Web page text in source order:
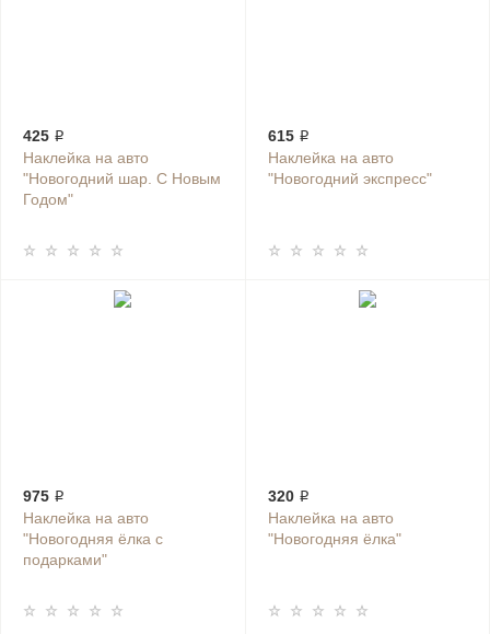
425 ₽
Наклейка на авто
"Новогодний шар. С Новым
Годом"
615 ₽
Наклейка на авто
"Новогодний экспресс"
975 ₽
Наклейка на авто
"Новогодняя ёлка с
подарками"
320 ₽
Наклейка на авто
"Новогодняя ёлка"